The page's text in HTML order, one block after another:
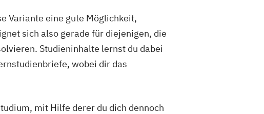
Variante eine gute Möglichkeit,
sich also gerade für diejenigen, die
Studieninhalte lernst du dabei
wobei dir das
mit Hilfe derer du dich dennoch